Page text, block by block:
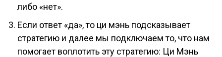
либо «нет».
Если ответ «да», то ци мэнь подсказывает
стратегию и далее мы подключаем то, что нам
помогает воплотить эту стратегию: Ци Мэнь